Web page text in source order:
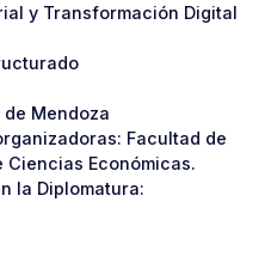
y Transformación Digital
Mendoza
Facultad de
Ciencias Económicas.
la Diplomatura: